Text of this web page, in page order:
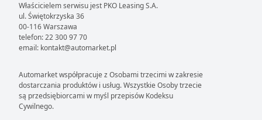
Właścicielem serwisu jest PKO Leasing S.A.
ul. Świętokrzyska 36
00-116 Warszawa
telefon: 22 300 97 70
email: kontakt@automarket.pl
Automarket współpracuje z Osobami trzecimi w zakresie
dostarczania produktów i usług. Wszystkie Osoby trzecie
są przedsiębiorcami w myśl przepisów Kodeksu
Cywilnego.